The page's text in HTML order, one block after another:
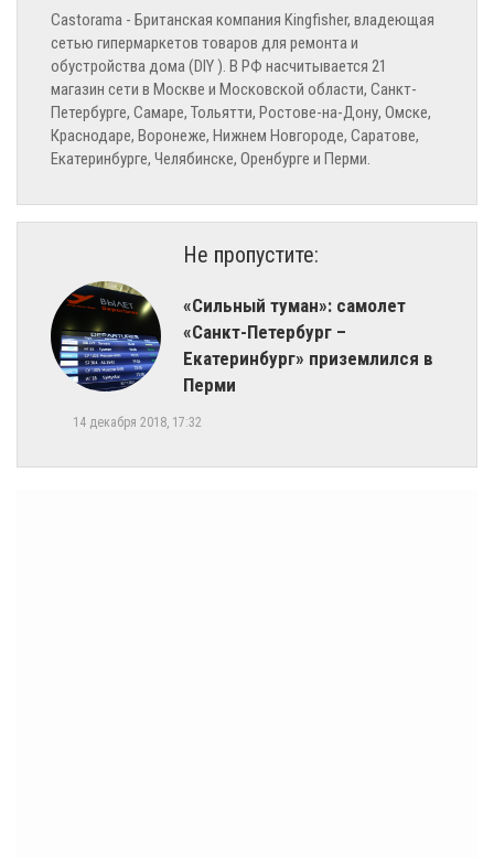
Castorama - Британская компания Kingfisher, владеющая
сетью гипермаркетов товаров для ремонта и
обустройства дома (DIY ). В РФ насчитывается 21
магазин сети в Москве и Московской области, Санкт-
Петербурге, Самаре, Тольятти, Ростове-на-Дону, Омске,
Краснодаре, Воронеже, Нижнем Новгороде, Саратове,
Екатеринбурге, Челябинске, Оренбурге и Перми.
Не пропустите:
​«Сильный туман»: самолет
«Санкт-Петербург –
Екатеринбург» приземлился в
Перми
14 декабря 2018, 17:32